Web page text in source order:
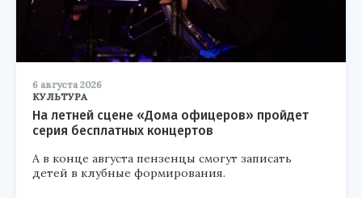
6 августа 2026
КУЛЬТУРА
На летней сцене «Дома офицеров» пройдет
серия бесплатных концертов
А в конце августа пензенцы смогут записать
детей в клубные формирования.